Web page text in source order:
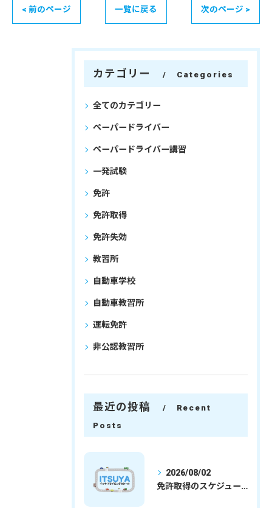
< 前のページ 一覧に戻る 次のページ >
カテゴリー Categories
全てのカテゴリー
ペーパードライバー
ペーパードライバー講習
一発試験
免許
免許取得
免許失効
教習所
自動車学校
自動車教習所
運転免許
非公認教習所
最近の投稿
Recent
Posts
2026/08/02
免許取得のスケジュールを徹底解説学生社会人の通学合宿別プランで最短取得のコツ